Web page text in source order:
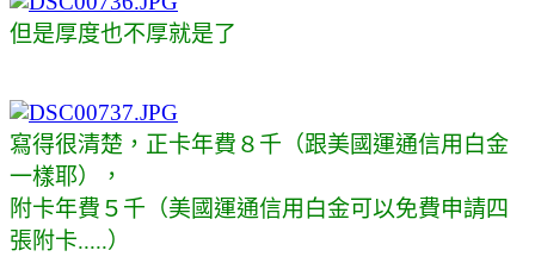
但是厚度也不厚就是了
寫得很清楚，正卡年費８千（跟美國運通信用白金
一樣耶），
附卡年費５千（美國運通信用白金可以免費申請四
張附卡.....）